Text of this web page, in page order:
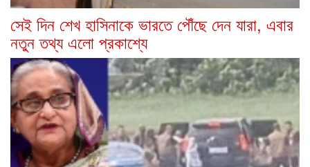
সেই দিন শেখ হাসিনাকে ভারতে পৌঁছে দেন যারা, এবার
নতুন তথ্য এলো প্রকাশ্যে